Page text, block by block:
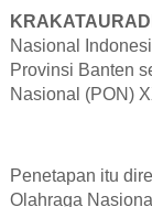
Nasional
Provinsi Banten
Nasional (PON)
Penetapan itu
Olahraga